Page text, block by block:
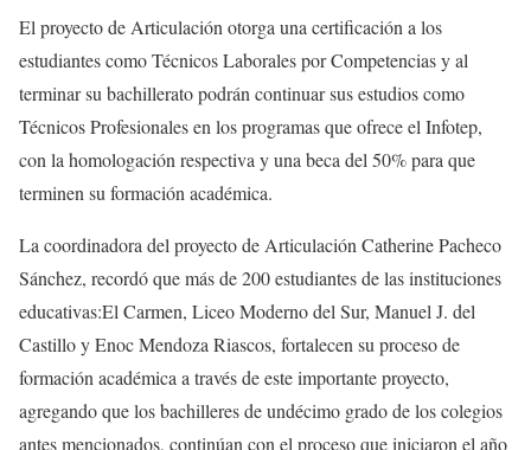
El proyecto de Articulación otorga una certificación a los
estudiantes como Técnicos Laborales por Competencias y al
terminar su bachillerato podrán continuar sus estudios como
Técnicos Profesionales en los programas que ofrece el Infotep,
con la homologación respectiva y una beca del 50% para que
terminen su formación académica.
La coordinadora del proyecto de Articulación Catherine Pacheco
Sánchez, recordó que más de 200 estudiantes de las instituciones
educativas:El Carmen, Liceo Moderno del Sur, Manuel J. del
Castillo y Enoc Mendoza Riascos, fortalecen su proceso de
formación académica a través de este importante proyecto,
agregando que los bachilleres de undécimo grado de los colegios
antes mencionados, continúan con el proceso que iniciaron el año